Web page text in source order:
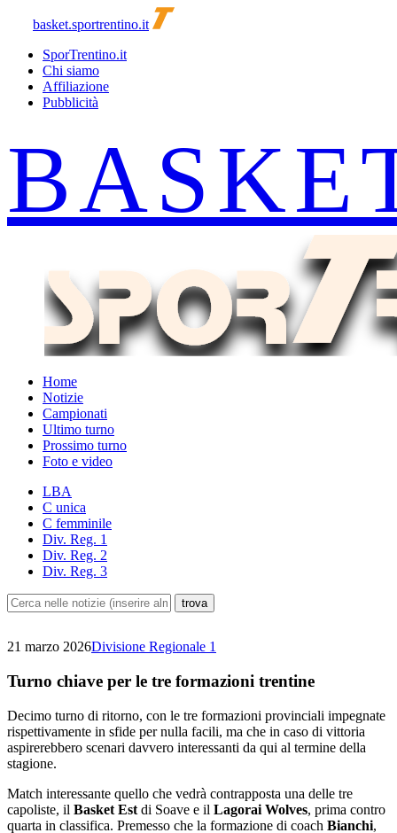
basket.sportrentino.it
SporTrentino.it
Chi siamo
Affiliazione
Pubblicità
Home
Notizie
Campionati
Ultimo turno
Prossimo turno
Foto e video
LBA
C unica
C femminile
Div. Reg. 1
Div. Reg. 2
Div. Reg. 3
21 marzo 2026Divisione Regionale 1
Turno chiave per le tre formazioni trentine
Decimo turno di ritorno, con le tre formazioni provinciali impegnate
rispettivamente in sfide per nulla facili, ma che in caso di vittoria
aspirerebbero scenari davvero interessanti da qui al termine della
stagione.
Match interessante quello che vedrà contrapposta una delle tre
capoliste, il Basket Est di Soave e il Lagorai Wolves, prima contro
quarta in classifica. Premesso che la formazione di coach Bianchi,